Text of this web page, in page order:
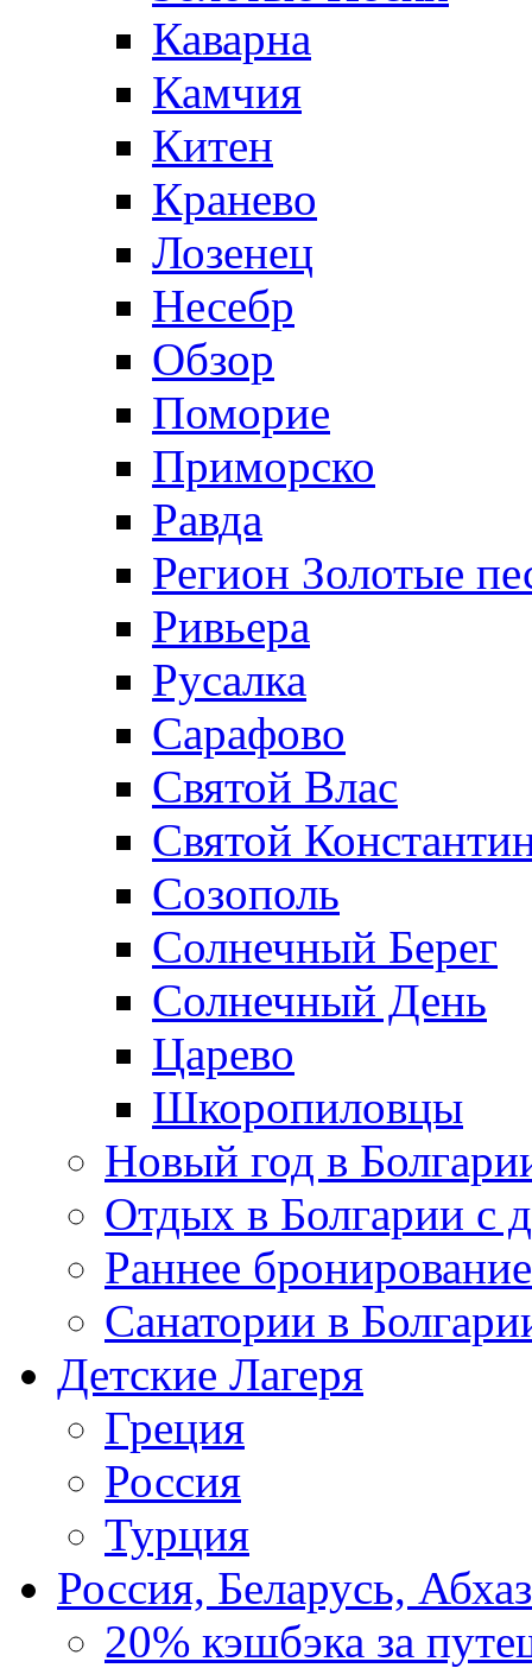
Каварна
Камчия
Китен
Кранево
Лозeнец
Несебр
Обзор
Поморие
Приморско
Равда
Регион Золотые
Ривьера
Русалка
Сарафово
Святой Влас
Святой
Созополь
Солнечный Берег
Солнечный День
Царево
Шкоропиловцы
Новый год в
Отдых в Болгарии с
Раннее
Санатории в
Детские Лагеря
Греция
Россия
Турция
Россия, Беларусь,
20% кэшбэка за